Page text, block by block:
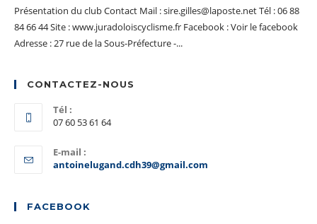
Présentation du club Contact Mail : sire.gilles@laposte.net Tél : 06 88
84 66 44 Site : www.juradoloiscyclisme.fr Facebook : Voir le facebook
Adresse : 27 rue de la Sous-Préfecture -...
CONTACTEZ-NOUS
Tél :
07 60 53 61 64
E-mail :
antoinelugand.cdh39@gmail.com
FACEBOOK